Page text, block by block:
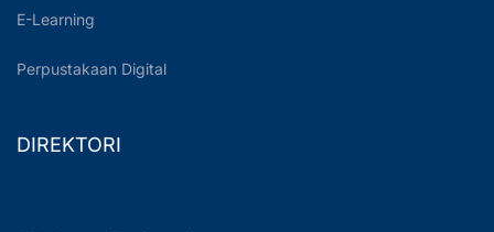
E-Learning
Perpustakaan Digital
DIREKTORI